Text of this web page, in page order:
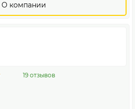
О компании
19 отзывов